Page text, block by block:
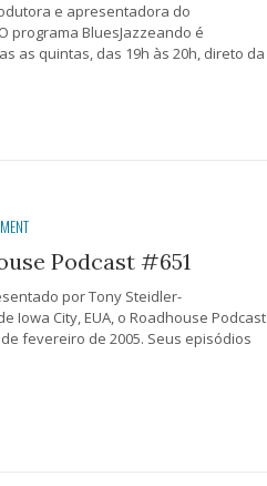
e apresentadora do
programa BluesJazzeando é
as quintas, das 19h às 20h, direto da
Podcast #651
por Tony Steidler-
Iowa City, EUA, o Roadhouse Podcast
fevereiro de 2005. Seus episódios